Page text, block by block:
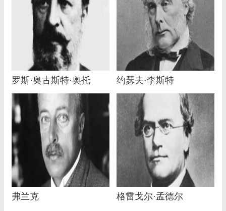
罗斯·奥古斯特·奥托 约瑟夫·李斯特
弗兰克 格雷戈尔·孟德尔